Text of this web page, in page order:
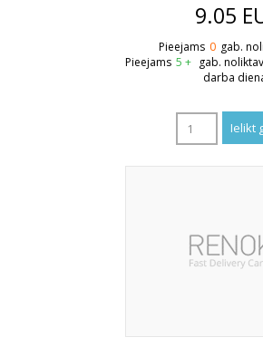
9.05
Pieejams 0 gab.
Pieejams 5 + gab.
darba